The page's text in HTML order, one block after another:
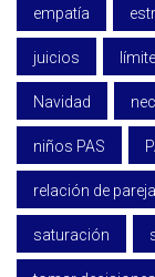
empatía
juicios
Navidad
niños PAS
relación de pareja
saturación